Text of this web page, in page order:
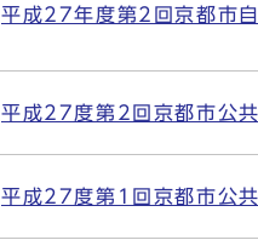
平成27年度第2回京都市
平成27度第2回京都市公
平成27度第1回京都市公